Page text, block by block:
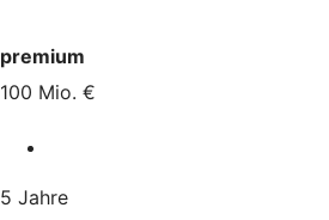
premium
100 Mio. €
5 Jahre